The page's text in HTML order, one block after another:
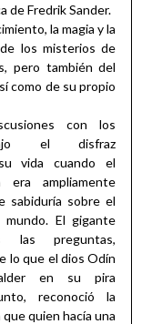
de Fredrik Sander.
la magia y la
los misterios de
pero también del
como de su propio
con los
el disfraz
vida cuando el
era ampliamente
sabiduría sobre el
El gigante
las preguntas,
lo que el dios Odín
en su pira
reconoció la
quien hacía una